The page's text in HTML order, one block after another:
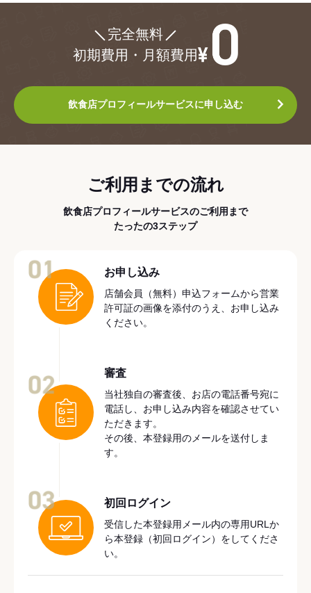
完全無料
初期費用・月額費用
飲食店プロフィールサービスに申し込む
ご利用までの流れ
飲食店プロフィールサービスのご利用まで
たったの3ステップ
お申し込み
店舗会員（無料）申込フォームから営業
許可証の画像を添付のうえ、お申し込み
ください。
審査
当社独自の審査後、お店の電話番号宛に
電話し、お申し込み内容を確認させてい
ただきます。
その後、本登録用のメールを送付しま
す。
初回ログイン
受信した本登録用メール内の専用URLか
ら本登録（初回ログイン）をしてくださ
い。